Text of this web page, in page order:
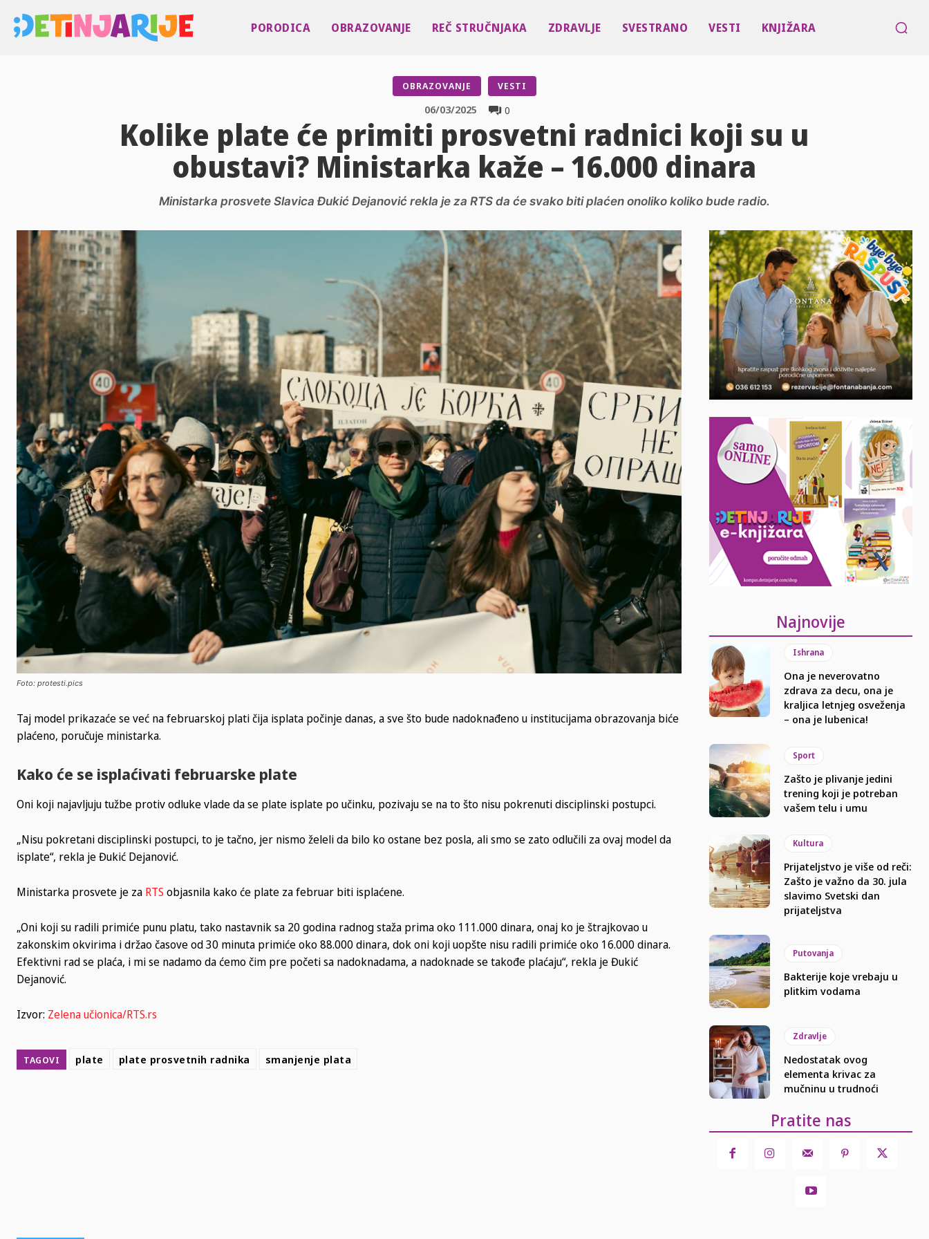
PORODICA OBRAZOVANJE REČ STRUČNJAKA ZDRAVLJE SVESTRANO VESTI KNJIŽARA
OBRAZOVANJE VESTI
0
06/03/2025
Kolike plate će primiti prosvetni radnici koji su u
obustavi? Ministarka kaže – 16.000 dinara
Ministarka prosvete Slavica Đukić Dejanović rekla je za RTS da će svako biti plaćen onoliko koliko bude radio.
Foto: protesti.pics
Taj model prikazaće se već na februarskoj plati čija isplata počinje danas, a sve što bude nadoknađeno u institucijama obrazovanja biće
plaćeno, poručuje ministarka.
Kako će se isplaćivati februarske plate
Oni koji najavljuju tužbe protiv odluke vlade da se plate isplate po učinku, pozivaju se na to što nisu pokrenuti disciplinski postupci.
„Nisu pokretani disciplinski postupci, to je tačno, jer nismo želeli da bilo ko ostane bez posla, ali smo se zato odlučili za ovaj model da
isplate“, rekla je Đukić Dejanović.
Ministarka prosvete je za RTS objasnila kako će plate za februar biti isplaćene.
„Oni koji su radili primiće punu platu, tako nastavnik sa 20 godina radnog staža prima oko 111.000 dinara, onaj ko je štrajkovao u
zakonskim okvirima i držao časove od 30 minuta primiće oko 88.000 dinara, dok oni koji uopšte nisu radili primiće oko 16.000 dinara.
Efektivni rad se plaća, i mi se nadamo da ćemo čim pre početi sa nadoknadama, a nadoknade se takođe plaćaju“, rekla je Đukić
Dejanović.
Izvor: Zelena učionica/RTS.rs
TAGOVI plate plate prosvetnih radnika smanjenje plata
Najnovije
Ishrana
Ona je neverovatno
zdrava za decu, ona je
kraljica letnjeg osveženja
– ona je lubenica!
Sport
Zašto je plivanje jedini
trening koji je potreban
vašem telu i umu
Kultura
Prijateljstvo je više od reči:
Zašto je važno da 30. jula
slavimo Svetski dan
prijateljstva
Putovanja
Bakterije koje vrebaju u
plitkim vodama
Zdravlje
Nedostatak ovog
elementa krivac za
mučninu u trudnoći
Pratite nas